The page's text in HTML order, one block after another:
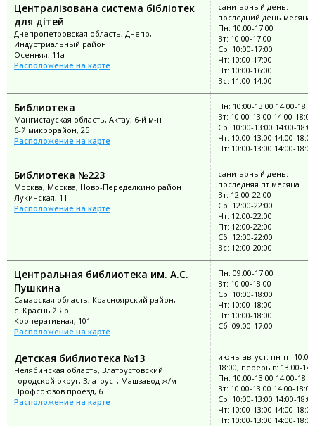
Централізована система бібліотек
для дітей
Днепропетровская область, Днепр,
Индустриальный район
Осенняя, 11а
Расположение на карте
санитарный день:
последний день месяца
Пн: 10:00-17:00
Вт: 10:00-17:00
Ср: 10:00-17:00
Чт: 10:00-17:00
Пт: 10:00-16:00
Вс: 11:00-14:00
Библиотека
Мангистауская область, Актау, 6-й м-н
6-й микрорайон, 25
Расположение на карте
Пн: 10:00-13:00 14:00-
Вт: 10:00-13:00 14:00-18:00
Ср: 10:00-13:00 14:00-18:00
Чт: 10:00-13:00 14:00-18:00
Пт: 10:00-13:00 14:00-18:00
Библиотека №223
Москва, Москва, Ново-Переделкино район
Лукинская, 11
Расположение на карте
санитарный день:
последняя пт месяца
Вт: 12:00-22:00
Ср: 12:00-22:00
Чт: 12:00-22:00
Пт: 12:00-22:00
Сб: 12:00-22:00
Вс: 12:00-20:00
Центральная библиотека им. А.С.
Пушкина
Самарская область, Красноярский район,
с. Красный Яр
Кооперативная, 101
Расположение на карте
Пн: 09:00-17:00
Вт: 10:00-18:00
Ср: 10:00-18:00
Чт: 10:00-18:00
Пт: 10:00-18:00
Сб: 09:00-17:00
Детская библиотека №13
Челябинская область, Златоустовский
городской округ, Златоуст, Машзавод ж/м
Профсоюзов проезд, 6
Расположение на карте
июнь-август: пн-пт 10:00-
18:00, перерыв: 13:00-
Пн: 10:00-13:00 14:00-
Вт: 10:00-13:00 14:00-18:00
Ср: 10:00-13:00 14:00-18:00
Чт: 10:00-13:00 14:00-18:00
Пт: 10:00-13:00 14:00-18:00